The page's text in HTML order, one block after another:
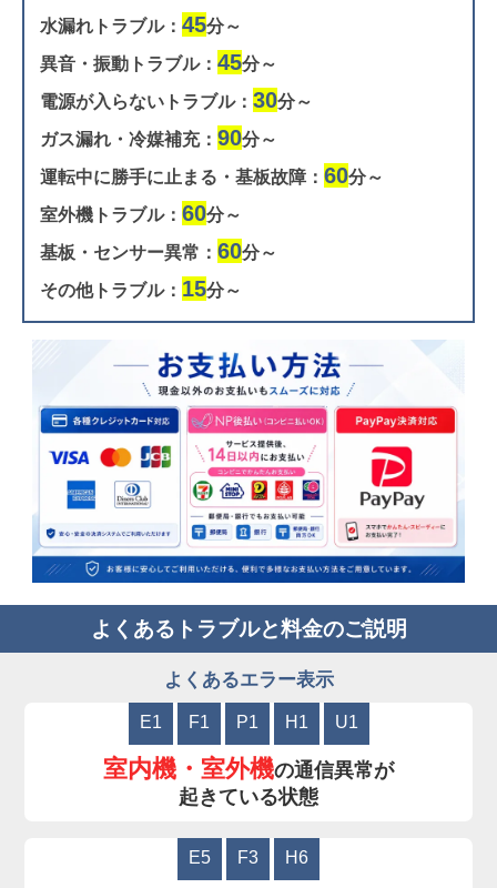
水漏れトラブル： 45分～
異音・振動トラブル： 45分～
電源が入らないトラブル： 30分～
ガス漏れ・冷媒補充： 90分～
運転中に勝手に止まる・基板故障： 60分～
室外機トラブル： 60分～
基板・センサー異常： 60分～
その他トラブル： 15分～
よくあるトラブルと料金のご説明
よくあるエラー表示
E1 F1 P1 H1 U1
室内機・室外機の通信異常が
起きている状態
E5 F3 H6